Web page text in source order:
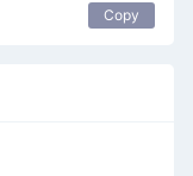
Copy